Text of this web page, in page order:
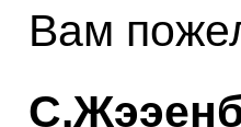
Вам